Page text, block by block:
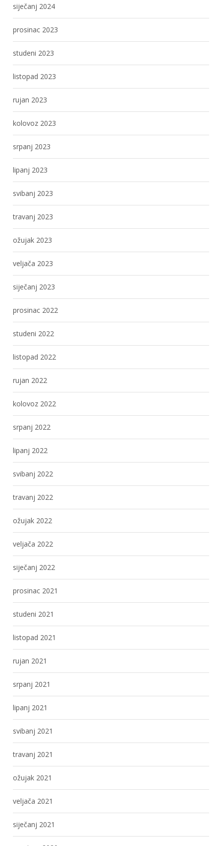
siječanj 2024
prosinac 2023
studeni 2023
listopad 2023
rujan 2023
kolovoz 2023
srpanj 2023
lipanj 2023
svibanj 2023
travanj 2023
ožujak 2023
veljača 2023
siječanj 2023
prosinac 2022
studeni 2022
listopad 2022
rujan 2022
kolovoz 2022
srpanj 2022
lipanj 2022
svibanj 2022
travanj 2022
ožujak 2022
veljača 2022
siječanj 2022
prosinac 2021
studeni 2021
listopad 2021
rujan 2021
srpanj 2021
lipanj 2021
svibanj 2021
travanj 2021
ožujak 2021
veljača 2021
siječanj 2021